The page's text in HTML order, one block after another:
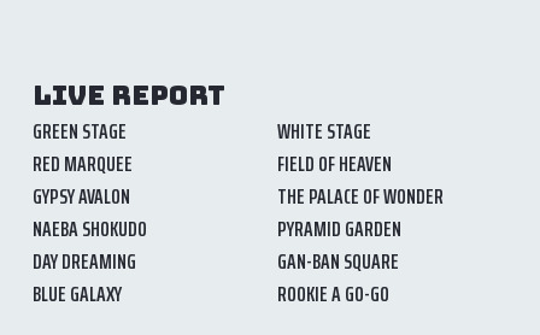
LIVE REPORT
GREEN STAGE
WHITE STAGE
RED MARQUEE
FIELD OF HEAVEN
GYPSY AVALON
THE PALACE OF WONDER
NAEBA SHOKUDO
PYRAMID GARDEN
DAY DREAMING
GAN-BAN SQUARE
BLUE GALAXY
ROOKIE A GO-GO